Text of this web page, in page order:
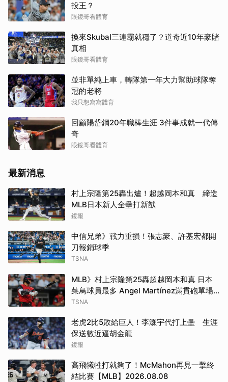
投王？
眼鏡哥看體育
換來Skubal三連霸就穩了？道奇近10年豪賭
真相
眼鏡哥看體育
並非單純上車，轉隊第一年大力幫助球隊奪
冠的老將
我只想寫寫體育
回顧陽岱鋼20年職棒生涯 3件事成就一代傳
奇
眼鏡哥看體育
最新消息
村上宗隆第25轟出爐！超越岡本和真 締造
MLB日本新人全壘打新猷
鏡報
中信兄弟》戰力重損！張志豪、許基宏都開
刀報銷球季
TSNA
MLB》村上宗隆第25轟超越岡本和真 日本
菜鳥球員最多 Angel Martínez滿貫砲單場
生涯新高6打點
TSNA
老虎2比5敗給巨人！李灝宇代打上壘 生涯
保送數近逼胡金龍
鏡報
高飛犧牲打就夠了！McMahon再見一擊終
結比賽【MLB】2026.08.08